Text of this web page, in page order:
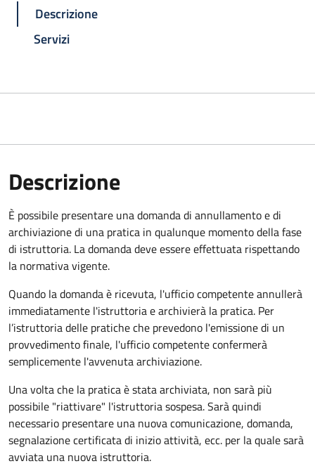
Descrizione
Servizi
Descrizione
È possibile presentare una domanda di annullamento e di
archiviazione di una pratica in qualunque momento della fase
di istruttoria. La domanda deve essere effettuata rispettando
la normativa vigente.
Quando la domanda è ricevuta, l'ufficio competente annullerà
immediatamente l'istruttoria e archivierà la pratica. Per
l’istruttoria delle pratiche che prevedono l'emissione di un
provvedimento finale, l'ufficio competente confermerà
semplicemente l'avvenuta archiviazione.
Una volta che la pratica è stata archiviata, non sarà più
possibile "riattivare" l'istruttoria sospesa. Sarà quindi
necessario presentare una nuova comunicazione, domanda,
segnalazione certificata di inizio attività, ecc. per la quale sarà
avviata una nuova istruttoria.